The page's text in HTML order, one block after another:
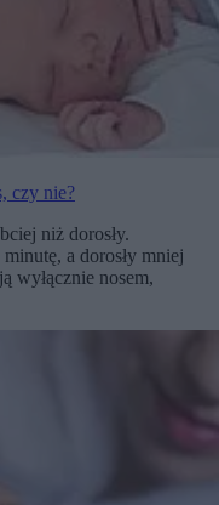
czy nie?
niż dorosły.
a dorosły mniej
wyłącznie nosem,